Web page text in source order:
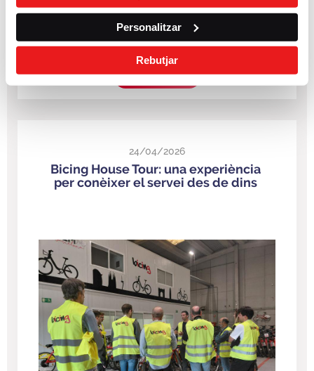
Personalitzar
Rebutjar
LLEGIR MÉS
24/04/2026
Bicing House Tour: una experiència
per conèixer el servei des de dins